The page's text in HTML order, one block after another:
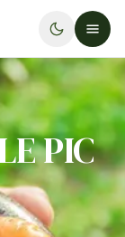
PIC